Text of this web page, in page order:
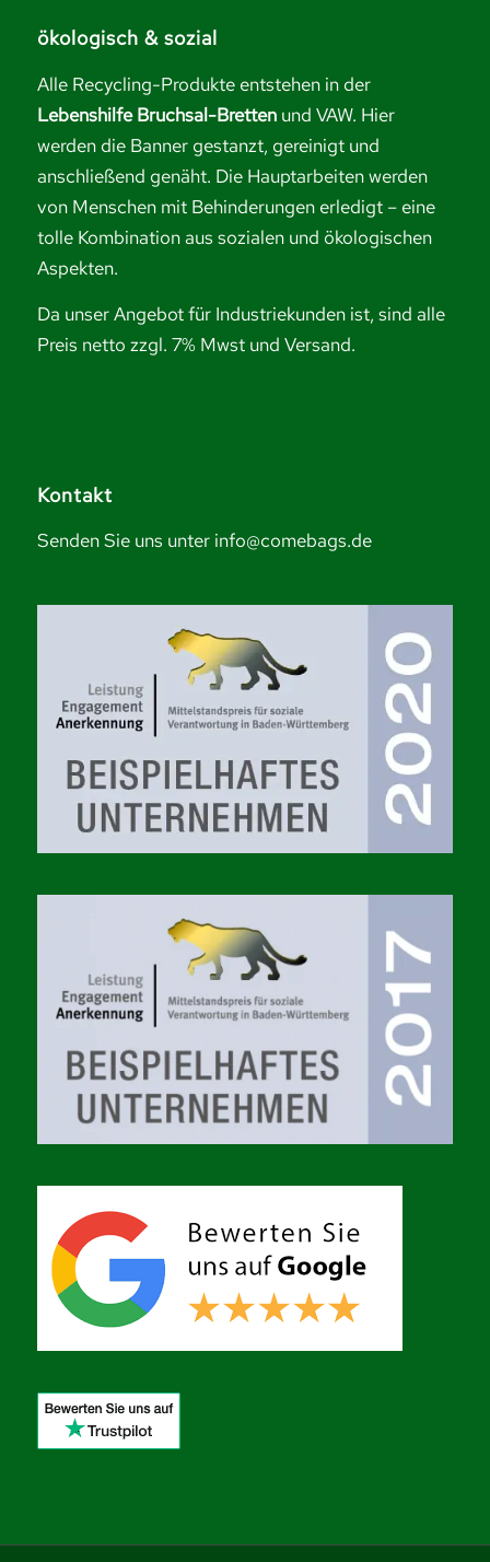
ökologisch & sozial
Alle Recycling-Produkte entstehen in der
Lebenshilfe Bruchsal-Bretten und VAW. Hier
werden die Banner gestanzt, gereinigt und
anschließend genäht. Die Hauptarbeiten werden
von Menschen mit Behinderungen erledigt – eine
tolle Kombination aus sozialen und ökologischen
Aspekten.
Da unser Angebot für Industriekunden ist, sind alle
Preis netto zzgl. 7% Mwst und Versand.
Kontakt
Senden Sie uns unter info@comebags.de